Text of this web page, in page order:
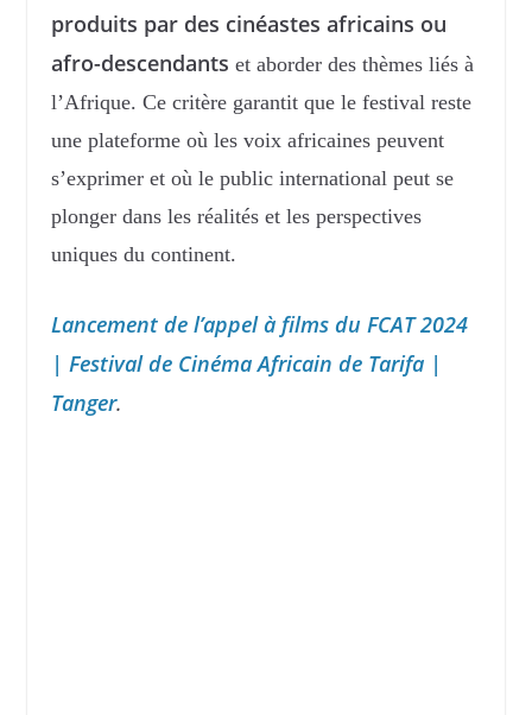
produits par des cinéastes africains ou
afro-descendants et aborder des thèmes liés à
l’Afrique. Ce critère garantit que le festival reste
une plateforme où les voix africaines peuvent
s’exprimer et où le public international peut se
plonger dans les réalités et les perspectives
uniques du continent.
Lancement de l’appel à films du FCAT 2024
| Festival de Cinéma Africain de Tarifa |
Tanger.